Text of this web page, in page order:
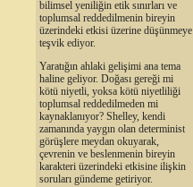
bilimsel yeniliğin etik sınırları ve
toplumsal reddedilmenin bireyin
üzerindeki etkisi üzerine düşünmeye
teşvik ediyor.
Yaratığın ahlaki gelişimi ana tema
haline geliyor. Doğası gereği mi
kötü niyetli, yoksa kötü niyetliliği
toplumsal reddedilmeden mi
kaynaklanıyor? Shelley, kendi
zamanında yaygın olan determinist
görüşlere meydan okuyarak,
çevrenin ve beslenmenin bireyin
karakteri üzerindeki etkisine ilişkin
soruları gündeme getiriyor.